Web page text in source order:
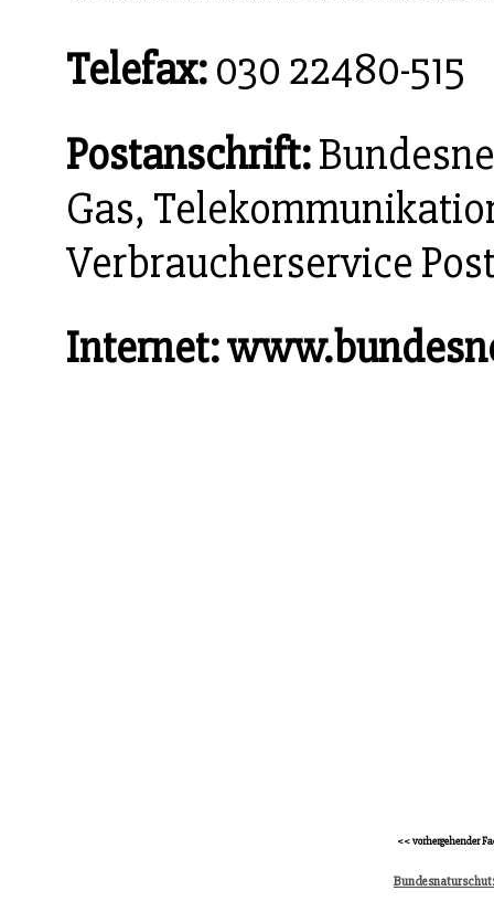
Telefax:030 22480-515
Postanschrift:
Gas,
Verbraucherservice
Internet:
<< vorhergehender